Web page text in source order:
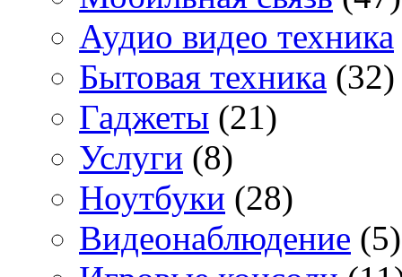
Аудио видео техника
Бытовая техника (32)
Гаджеты (21)
Услуги (8)
Ноутбуки (28)
Видеонаблюдение (5)